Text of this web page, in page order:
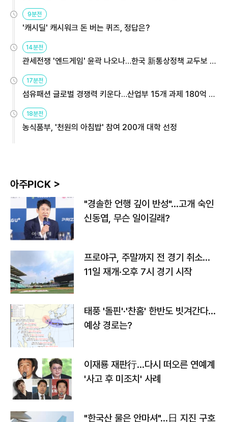
9분전
'캐시딜' 캐시워크 돈 버는 퀴즈, 정답은?
14분전
관세전쟁 '엔드게임' 윤곽 나오나…한국 新통상정책 교두보 활
17분전
섬유패션 글로벌 경쟁력 키운다…산업부 15개 과제 180억 지
18분전
농식품부, '천원의 아침밥' 참여 200개 대학 선정
아주PICK >
"경솔한 언행 깊이 반성"…고개 숙인
신동엽, 무슨 일이길래?
프로야구, 주말까지 전 경기 취소…
11일 재개·오후 7시 경기 시작
태풍 '돌핀'·'찬홈' 한반도 빗겨간다…
예상 경로는?
이재룡 재판行…다시 떠오른 연예계
'사고 후 미조치' 사례
"한국산 물은 안마셔"…日 지진 구호